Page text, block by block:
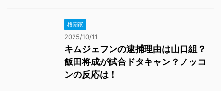
格闘家
2025/10/11
キムジェフンの逮捕理由は山口組？
飯田将成が試合ドタキャン？ノッコ
ンの反応は！